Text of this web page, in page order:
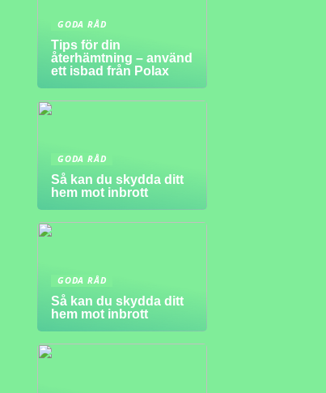
GODA RÅD
Tips för din
återhämtning – använd
ett isbad från Polax
GODA RÅD
Så kan du skydda ditt
hem mot inbrott
GODA RÅD
Så kan du skydda ditt
hem mot inbrott